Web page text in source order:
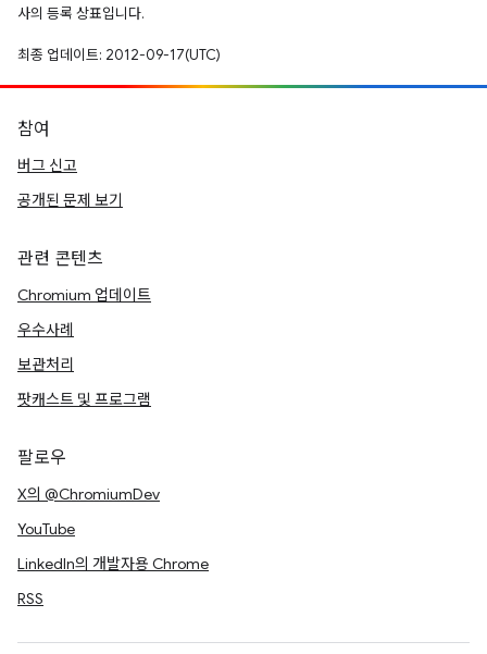
사의 등록 상표입니다.
최종 업데이트: 2012-09-17(UTC)
참여
버그 신고
공개된 문제 보기
관련 콘텐츠
Chromium 업데이트
우수사례
보관처리
팟캐스트 및 프로그램
팔로우
X의 @ChromiumDev
YouTube
LinkedIn의 개발자용 Chrome
RSS